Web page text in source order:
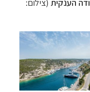
הענקית (צילום: